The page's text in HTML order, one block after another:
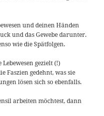
und deinen Händen
und das Gewebe darunter.
wie die Spätfolgen.
gezielt (!)
Faszien gedehnt, was sie
lösen sich so ebenfalls.
arbeiten möchtest, dann